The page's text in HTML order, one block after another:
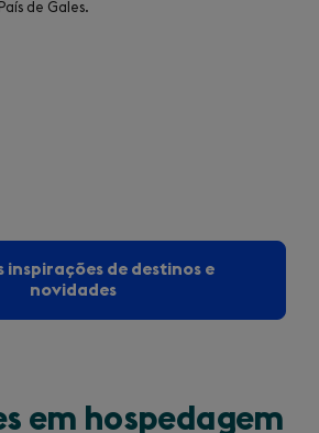
de Gales.
inspirações de destinos e
novidades
em hospedagem